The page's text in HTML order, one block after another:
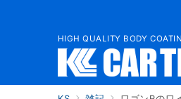
HIGH QUALITY BODY